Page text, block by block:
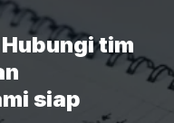
tim
siap